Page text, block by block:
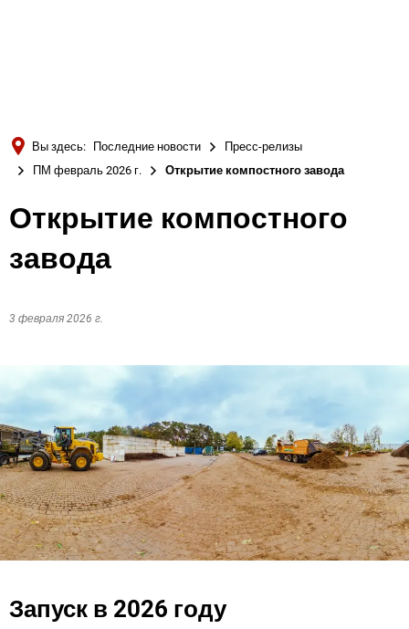
Русский
Вы здесь: Последние новости
Пресс-релизы
ПМ февраль 2026 г.
Открытие компостного завода
Открытие компостного
завода
3 февраля 2026 г.
Запуск в 2026 году